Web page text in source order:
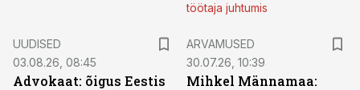
töötaja juhtumis
UUDISED
03.08.26, 08:45
Advokaat: õigus Eestis
ARVAMUSED
30.07.26, 10:39
Mihkel Männamaa: